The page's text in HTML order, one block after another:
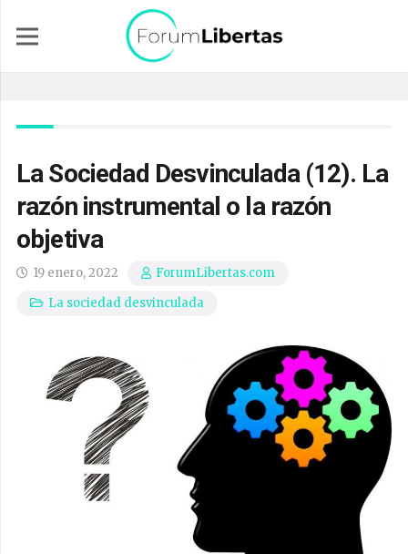
La Sociedad Desvinculada (12). La
razón instrumental o la razón
objetiva
19 enero, 2022
ForumLibertas.com
La sociedad desvinculada